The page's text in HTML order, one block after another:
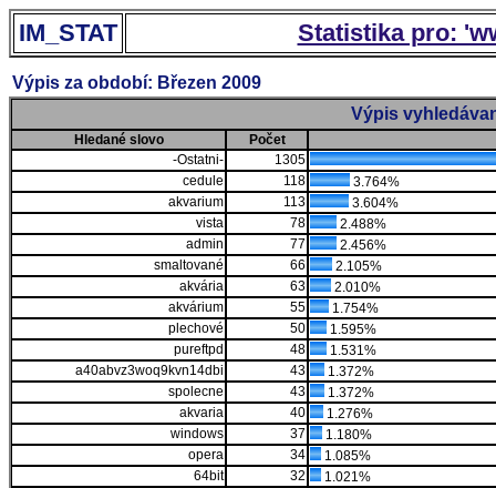
IM_STAT Statistika pro:
Výpis za období: Březen 2009
Výpis
Hledané slovo
Počet
-Ostatni-
1305
cedule
118
3.764%
akvarium
113
3.604%
vista
78
2.488%
admin
77
2.456%
smaltované
66
2.105%
akvária
63
2.010%
akvárium
55
1.754%
plechové
50
1.595%
pureftpd
48
1.531%
a40abvz3woq9kvn14dbi
43
1.372%
spolecne
43
1.372%
akvaria
40
1.276%
windows
37
1.180%
opera
34
1.085%
64bit
32
1.021%